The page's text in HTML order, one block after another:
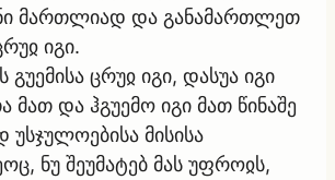
მართლიად და განამართლეთ
იგი.
ცრუჲ იგი, დასუა იგი
მათ და ჰგუემო იგი მათ წინაშე
უსჯულოებისა მისისა
ნუ შეუმატებ მას უფროჲს,